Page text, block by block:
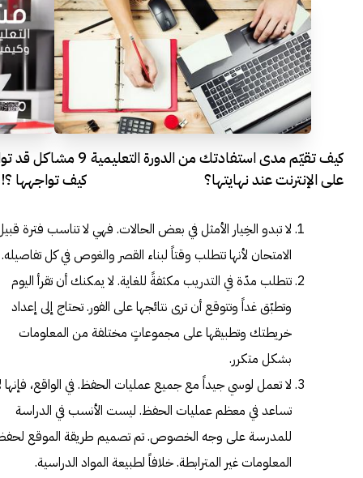
كيف تقيّم مدى استفادتك من الدورة التعليمية
على الإنترنت عند نهايتها؟
9 مشاكل قد
كيف تواجهها ؟!
لا تبدو الخِيار الأمثل في بعض الحالات. فهي لا تناسب فترة
الامتحان لأنها تتطلب وقتاً لبناء القصر والغوص في كل تفاصيله.
تتطلب مدّة في التدريب مكثفةً للغاية. لا يمكنك أن تقرأ اليوم
وتطبّق غداً وتتوقع أن ترى نتائجها على الفور. تحتاج إلى إعداد
خريطتك وتطبيقها على مجموعاتٍ مختلفة من المعلومات
بشكل متكرر.
لا تعمل لوسي جيداً مع جميع عمليات الحفظ. في الواقع، فإنها
تساعد في معظم عمليات الحفظ. ليست الأنسب في الدراسة
للمدرسة على وجه الخصوص. تم تصميم طريقة الموقع
المعلومات غير المترابطة. خلافاً لطبيعة المواد الدراسية.